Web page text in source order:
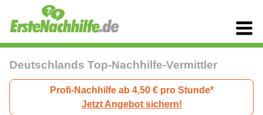
Deutschlands Top-Nachhilfe-Vermittler
Profi-Nachhilfe ab 4,50 € pro Stunde*
Jetzt Angebot sichern!